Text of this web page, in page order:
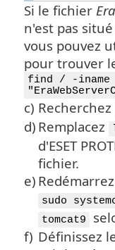
Si le fichier
n'est pas
vous pouvez
pour trouver
find / -iname
c) Recherchez
d) Remplacez
d'ESET
fichier.
e)
sudo
tomcat9
f) Définissez